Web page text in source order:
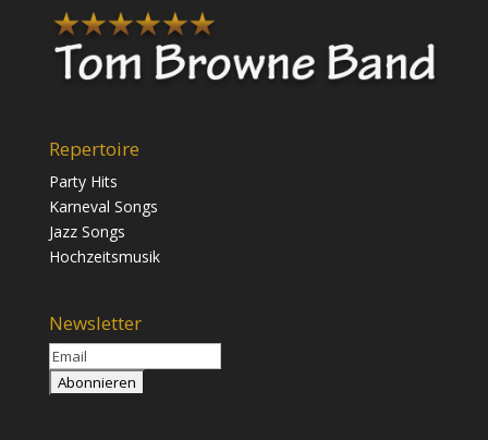
Repertoire
Party Hits
Karneval Songs
Jazz Songs
Hochzeitsmusik
Newsletter